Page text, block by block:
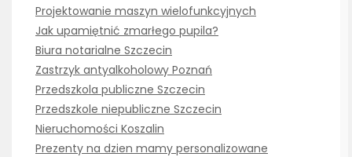
Projektowanie maszyn wielofunkcyjnych
Jak upamiętnić zmarłego pupila?
Biura notarialne Szczecin
Zastrzyk antyalkoholowy Poznań
Przedszkola publiczne Szczecin
Przedszkole niepubliczne Szczecin
Nieruchomości Koszalin
Prezenty na dzien mamy personalizowane